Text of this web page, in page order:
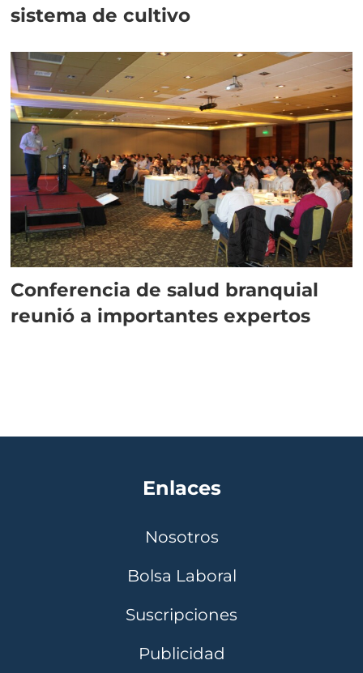
sistema de cultivo
Conferencia de salud branquial
reunió a importantes expertos
Enlaces
Nosotros
Bolsa Laboral
Suscripciones
Publicidad